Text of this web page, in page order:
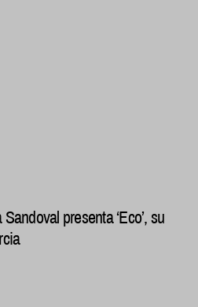
presenta ‘Eco’, su